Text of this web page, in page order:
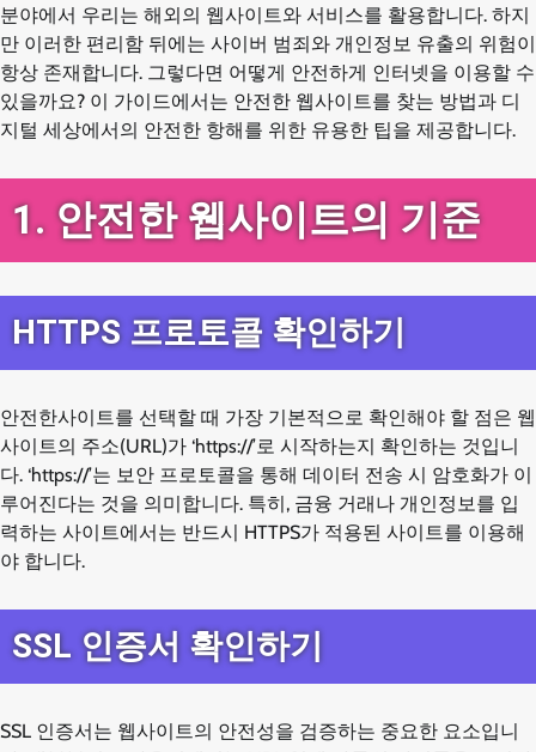
분야에서 우리는 해외의 웹사이트와 서비스를 활용합니다. 하지
만 이러한 편리함 뒤에는 사이버 범죄와 개인정보 유출의 위험이
항상 존재합니다. 그렇다면 어떻게 안전하게 인터넷을 이용할 수
있을까요? 이 가이드에서는 안전한 웹사이트를 찾는 방법과 디
지털 세상에서의 안전한 항해를 위한 유용한 팁을 제공합니다.
1. 안전한 웹사이트의 기준
HTTPS 프로토콜 확인하기
안전한사이트를 선택할 때 가장 기본적으로 확인해야 할 점은 웹
사이트의 주소(URL)가 ‘https://’로 시작하는지 확인하는 것입니
다. ‘https://’는 보안 프로토콜을 통해 데이터 전송 시 암호화가 이
루어진다는 것을 의미합니다. 특히, 금융 거래나 개인정보를 입
력하는 사이트에서는 반드시 HTTPS가 적용된 사이트를 이용해
야 합니다.
SSL 인증서 확인하기
SSL 인증서는 웹사이트의 안전성을 검증하는 중요한 요소입니